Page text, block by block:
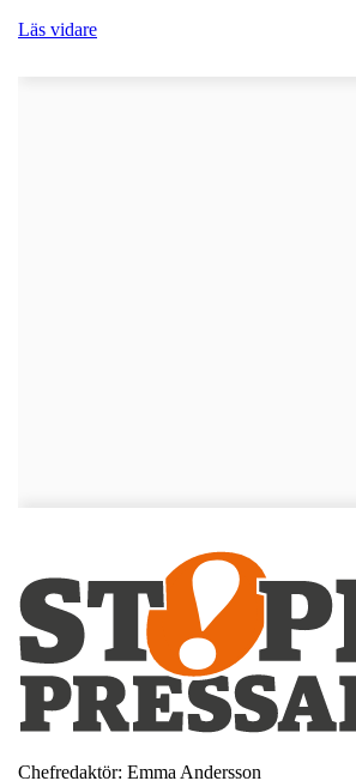
Läs vidare
Chefredaktör: Emma Andersson